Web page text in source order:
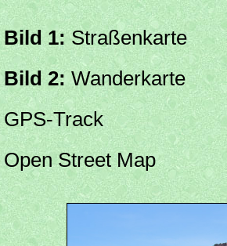
Bild 1:Straßenkarte
Bild 2:Wanderkarte
GPS-Track
Open Street Map